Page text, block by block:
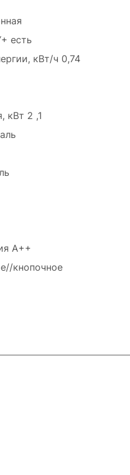
есть
кВт/ч 0,74
кВт 2 ,1
A++
кнопочное